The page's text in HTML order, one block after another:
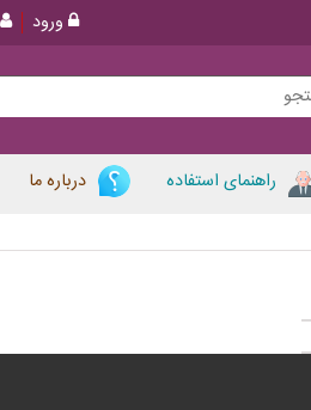
ورود
راهنمای استفاده درباره ما